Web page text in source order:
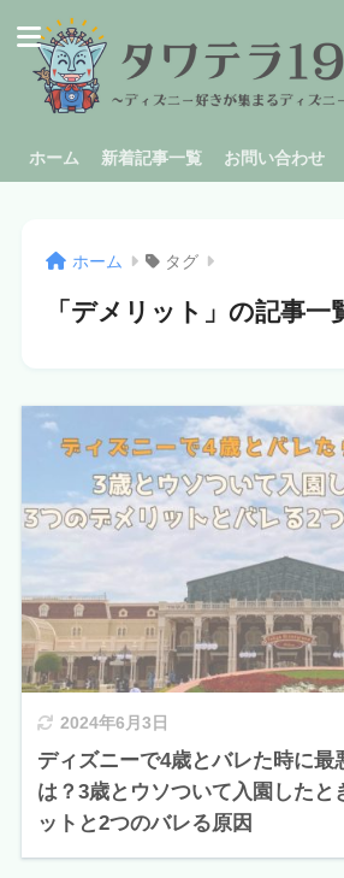
ホーム 新着記事一覧 お問い合わせ
ホーム タグ
「デメリット」の記事一
2024年6月3日
ディズニーで4歳とバレた時に最
は？3歳とウソついて入園したと
ットと2つのバレる原因